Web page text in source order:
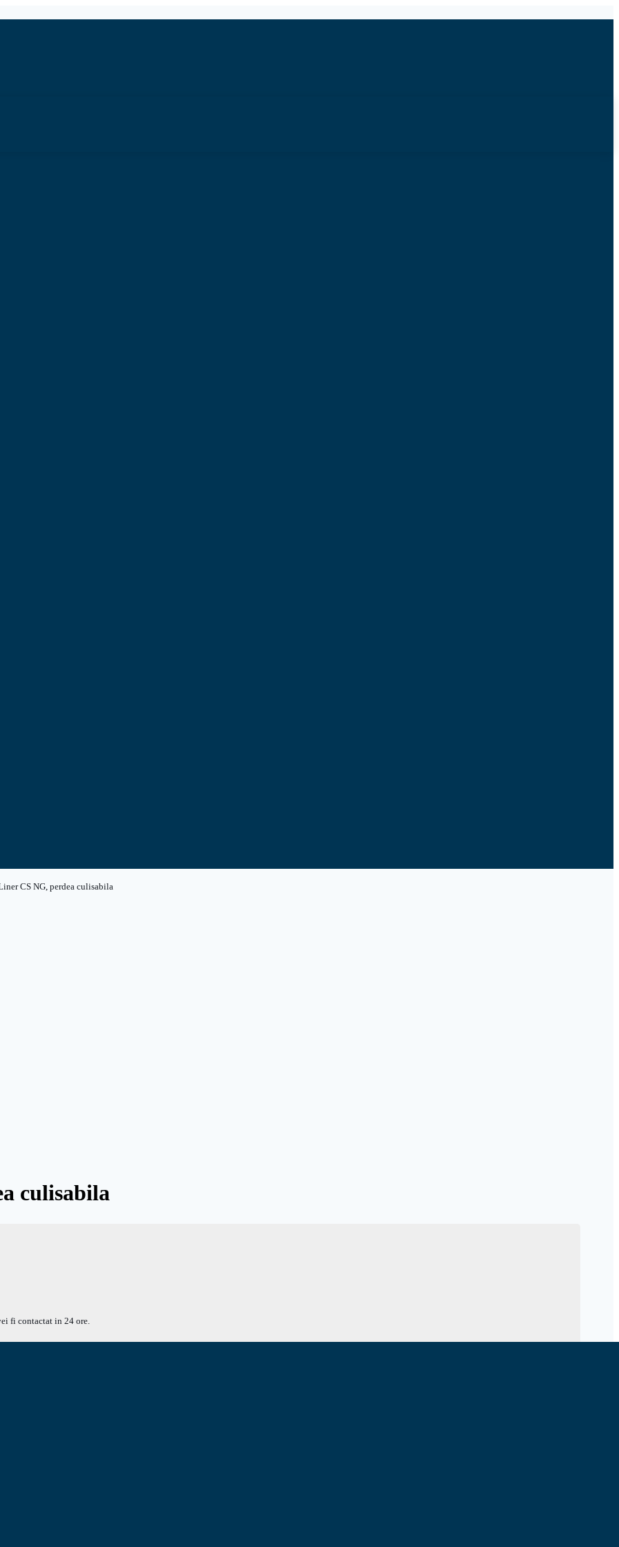
CS NG, perdea culisabila
culisabila
fi contactat in 24 ore.